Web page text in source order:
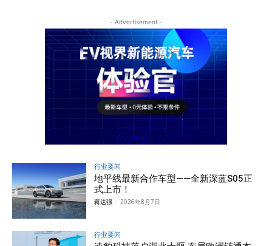
- Advertisement -
行业要闻
地平线最新合作车型——全新深蓝S05正
式上市！
蒋达强 - 2026年8月7日
行业要闻